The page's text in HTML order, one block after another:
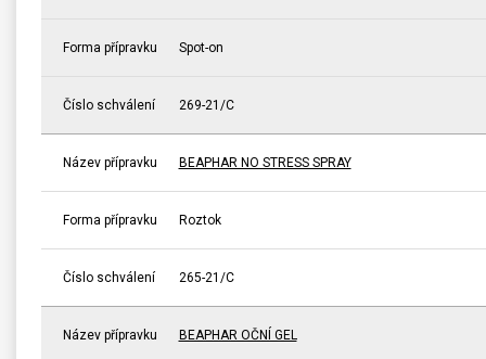
Forma přípravku Spot-on
Číslo schválení 269-21/C
Název přípravku BEAPHAR NO STRESS SPRAY
Forma přípravku Roztok
Číslo schválení 265-21/C
Název přípravku BEAPHAR OČNÍ GEL